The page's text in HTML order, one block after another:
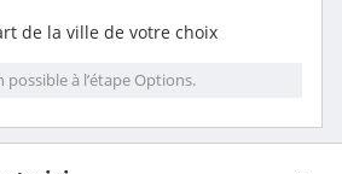
de la ville de votre choix
à l’étape Options.